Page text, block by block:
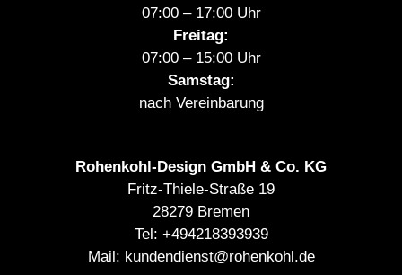
07:00 – 17:00 Uhr
Freitag:
07:00 – 15:00 Uhr
Samstag:
nach Vereinbarung
Rohenkohl-Design GmbH & Co. KG
Fritz-Thiele-Straße 19
28279 Bremen
Tel: +494218393939
Mail: kundendienst@rohenkohl.de